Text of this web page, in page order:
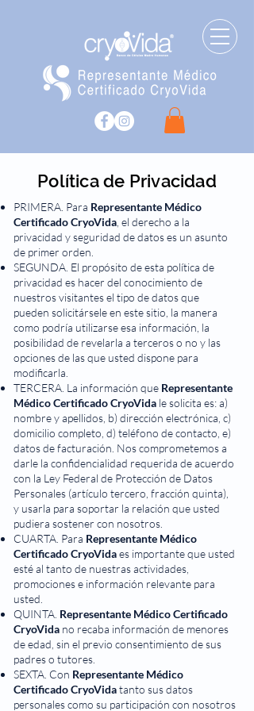
Política de Privacidad
PRIMERA. Para Representante Médico
Certificado CryoVida, el derecho a la
privacidad y seguridad de datos es un asunto
de primer orden.
SEGUNDA. El propósito de esta política de
privacidad es hacer del conocimiento de
nuestros visitantes el tipo de datos que
pueden solicitársele en este sitio, la manera
como podría utilizarse esa información, la
posibilidad de revelarla a terceros o no y las
opciones de las que usted dispone para
modificarla.
TERCERA. La información que Representante
Médico Certificado CryoVida le solicita es: a)
nombre y apellidos, b) dirección electrónica, c)
domicilio completo, d) teléfono de contacto, e)
datos de facturación. Nos comprometemos a
darle la confidencialidad requerida de acuerdo
con la Ley Federal de Protección de Datos
Personales (artículo tercero, fracción quinta),
y usarla para soportar la relación que usted
pudiera sostener con nosotros.
CUARTA. Para Representante Médico
Certificado CryoVidaes importante que usted
esté al tanto de nuestras actividades,
promociones e información relevante para
usted.
QUINTA. Representante Médico Certificado
CryoVida no recaba información de menores
de edad, sin el previo consentimiento de sus
padres o tutores.
SEXTA. Con Representante Médico
Certificado CryoVidatanto sus datos
personales como su participación con nosotros